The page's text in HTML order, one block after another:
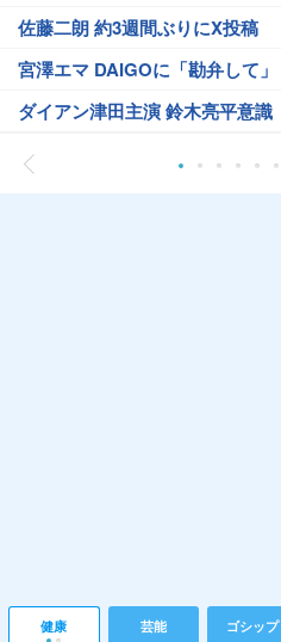
佐藤二朗 約3週間ぶりにX投稿
宮澤エマ DAIGOに「勘弁して」
ダイアン津田主演 鈴木亮平意識
健康 芸能 ゴシップ